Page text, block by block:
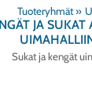
Tuoteryhmät‪»
JA SUKAT
Sukat ja kengät